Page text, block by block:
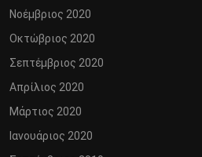
Νοέμβριος 2020
Οκτώβριος 2020
Σεπτέμβριος 2020
Απρίλιος 2020
Μάρτιος 2020
Ιανουάριος 2020